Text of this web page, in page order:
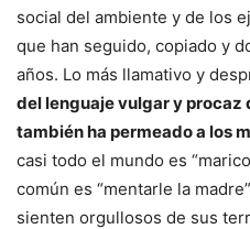
social del ambiente y de los
que han seguido, copiado y
años. Lo más llamativo y
del lenguaje vulgar y procaz
también ha permeado a los
casi todo el mundo es
común es “mentarle la
sienten orgullosos de sus